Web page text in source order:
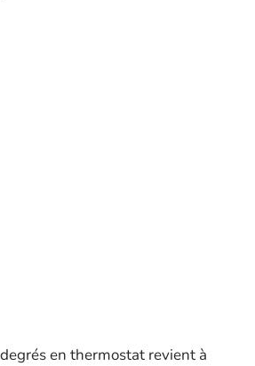
en thermostat revient à